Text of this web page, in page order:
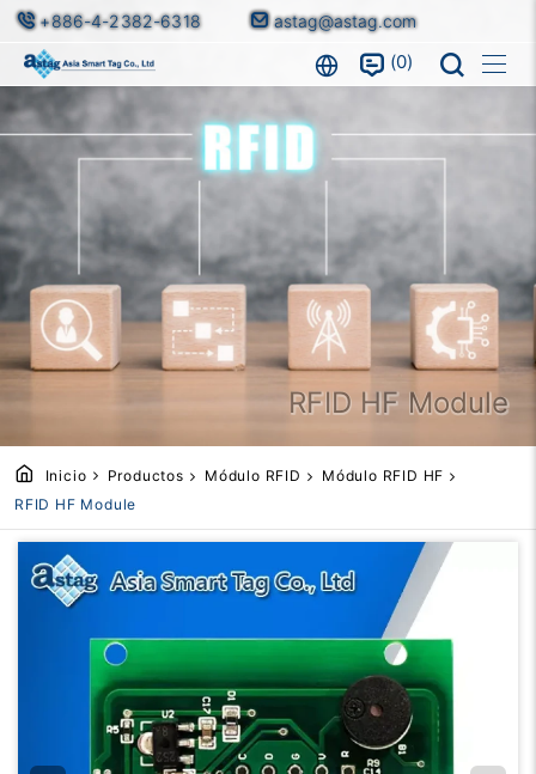
+886-4-2382-6318 astag@astag.com
0
RFID HF Module
Inicio Productos Módulo RFID
Módulo RFID HF
RFID HF Module